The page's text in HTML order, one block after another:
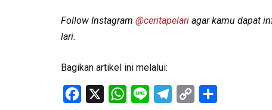
Follow Instagram @ceritapelari agar kamu dapat
lari.
Bagikan artikel ini melalui:
Facebook WhatsApp
Line Telegram
Copy